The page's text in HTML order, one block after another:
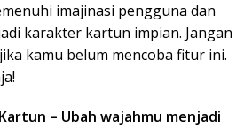
imajinasi pengguna dan
karakter kartun impian. Jangan
jika kamu belum mencoba fitur ini.
– Ubah wajahmu menjadi